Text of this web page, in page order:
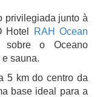
privilegiada junto à
Hotel
RAH Ocean
sobre o Oceano
sauna.
5 km do centro da
base ideal para a